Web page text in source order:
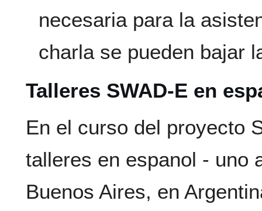
necesaria para la
charla se pueden bajar
Talleres SWAD-E en
En el curso del proyecto
talleres en espanol - uno
Buenos Aires, en